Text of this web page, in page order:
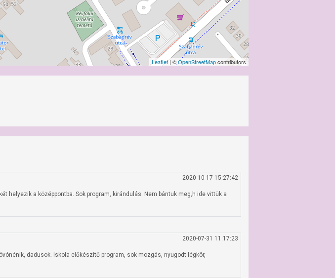
Leaflet| ©OpenStreetMapcontributors
2020-10-17 15:27:42
helyezik a középpontba. Sok program, kirándulás. Nem bántuk meg,h ide vittük a
2020-07-31 11:17:23
dadusok. Iskola előkészítő program, sok mozgás, nyugodt légkör,